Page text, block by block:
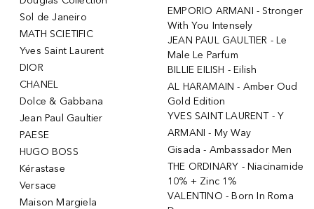
Sol de Janeiro
MATH SCIETIFIC
Yves Saint Laurent
DIOR
CHANEL
Dolce & Gabbana
Jean Paul Gaultier
PAESE
HUGO BOSS
Kérastase
Versace
Maison Margiela
EMPORIO ARMANI - Stronger
With You Intensely
JEAN PAUL GAULTIER - Le
Male Le Parfum
BILLIE EILISH - Eilish
AL HARAMAIN - Amber Oud
Gold Edition
YVES SAINT LAURENT - Y
ARMANI - My Way
Gisada - Ambassador Men
THE ORDINARY - Niacinamide
10% + Zinc 1%
VALENTINO - Born In Roma